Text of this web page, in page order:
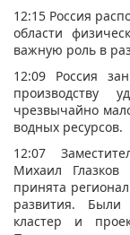
12:15 Россия
области
важную роль в
12:09 Россия
производству
чрезвычайно
водных ресурсов.
12:07
Михаил
принята
развития. Были
кластер и